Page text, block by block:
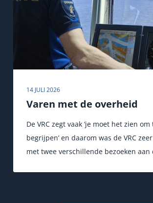
14 JULI 2026
Varen met de overheid
De VRC zegt vaak ‘je moet het zien om
begrijpen’ en daarom was de VRC
met twee verschillende bezoeken aan